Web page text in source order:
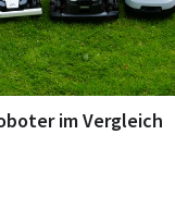
im Vergleich